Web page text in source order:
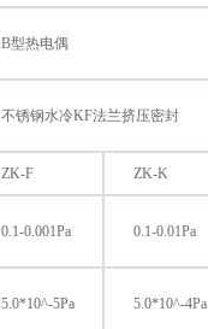
B型热电偶
不锈钢水冷KF法兰挤压密封
ZK-F ZK-K
0.1-0.001Pa 0.1-0.01Pa
5.0*10^-5Pa 5.0*10^-4Pa